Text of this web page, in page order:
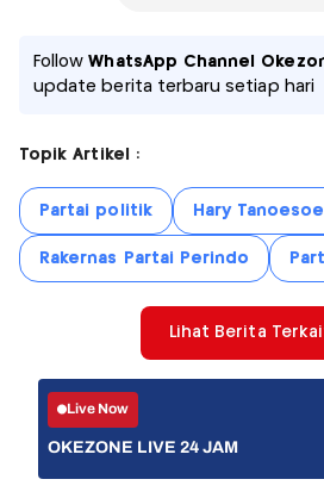
FollowWhatsApp Channel
update berita terbaru setiap hari
Topik Artikel :
Partai politik Hary
Rakernas Partai Perindo
Lihat Berita
Live Now
OKEZONE LIVE 24 JAM